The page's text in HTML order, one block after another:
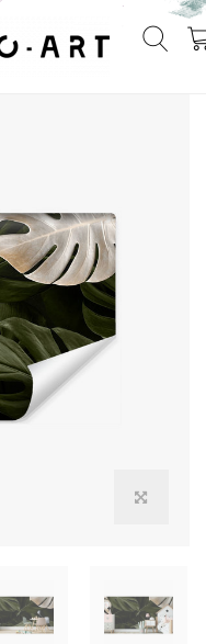
bladeren, premium